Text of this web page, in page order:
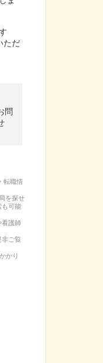
ただ
問
転職情
を探せ
も可能
護師
非ご覧
かり